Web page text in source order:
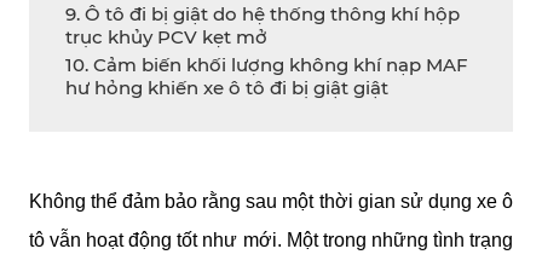
9. Ô tô đi bị giật do hệ thống thông khí hộp
trục khủy PCV kẹt mở
10. Cảm biến khối lượng không khí nạp MAF
hư hỏng khiến xe ô tô đi bị giật giật
Không thể đảm bảo rằng sau một thời gian sử dụng xe ô
tô vẫn hoạt động tốt như mới. Một trong những tình trạng